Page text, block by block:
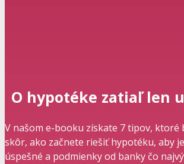
O hypotéke zatiaľ len
V našom e-booku získate 7 tipov, ktoré
skôr, ako začnete riešiť hypotéku, aby
úspešné a podmienky od banky čo